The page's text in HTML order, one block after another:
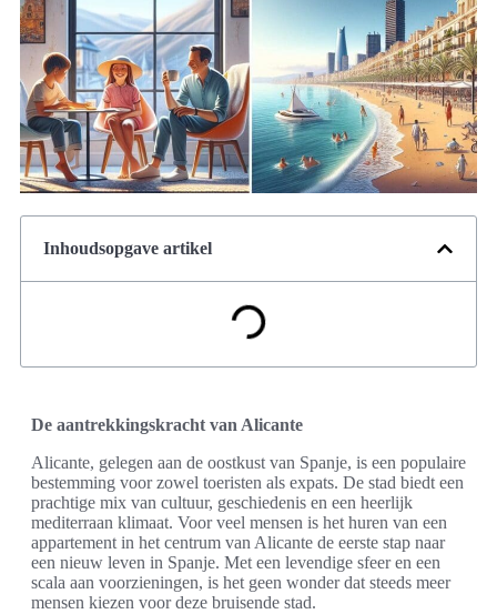
Inhoudsopgave artikel
De aantrekkingskracht van Alicante
Alicante, gelegen aan de oostkust van Spanje, is een populaire
bestemming voor zowel toeristen als expats. De stad biedt een
prachtige mix van cultuur, geschiedenis en een heerlijk
mediterraan klimaat. Voor veel mensen is het huren van een
appartement in het centrum van Alicante de eerste stap naar
een nieuw leven in Spanje. Met een levendige sfeer en een
scala aan voorzieningen, is het geen wonder dat steeds meer
mensen kiezen voor deze bruisende stad.